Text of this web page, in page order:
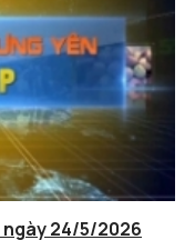
ngày 24/5/2026